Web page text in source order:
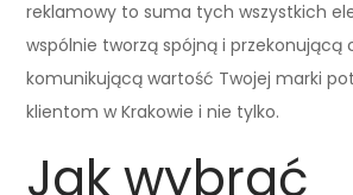
reklamowy to suma tych wszystkich
wspólnie tworzą spójną i przekonującą
komunikującą wartość Twojej marki
klientom w Krakowie i nie tylko.
Jak wybrać